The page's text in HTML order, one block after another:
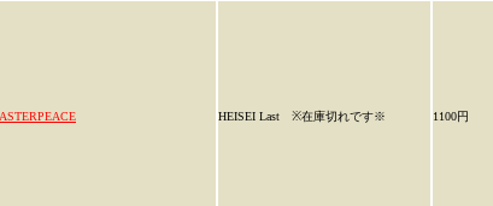
HEISEI Last ※在庫切れです※ 1100円